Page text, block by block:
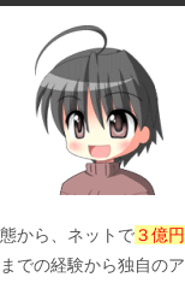
から、ネットで３億円
までの経験から独自の